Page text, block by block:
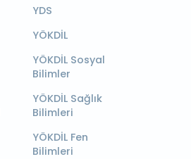
YDS
YÖKDİL
YÖKDİL Sosyal
Bilimler
YÖKDİL Sağlık
Bilimleri
YÖKDİL Fen
Bilimleri